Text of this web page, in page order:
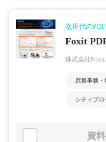
次世代の
Foxit
株式会社
庶務事務・
シティプ
資